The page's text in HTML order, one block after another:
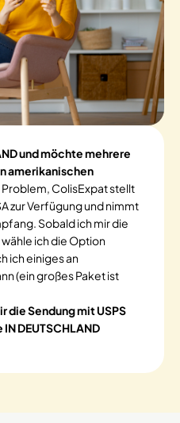
und möchte mehrere
amerikanischen
Problem, ColisExpat stellt
zur Verfügung und nimmt
Sobald ich mir die
ich die Option
ich einiges an
(ein großes Paket ist
die Sendung mit USPS
DEUTSCHLAND